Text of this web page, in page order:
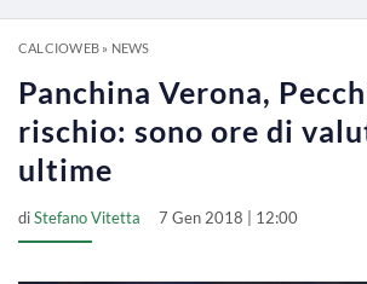
CALCIOWEB» NEWS
Panchina Verona,
rischio: sono ore di
ultime
diStefano Vitetta 7 Gen 2018 | 12:00